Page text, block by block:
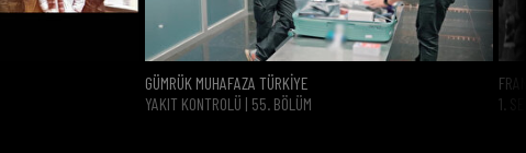
GÜMRÜK MUHAFAZA TÜRKİYE
YAKIT KONTROLÜ | 55. BÖLÜM
1.